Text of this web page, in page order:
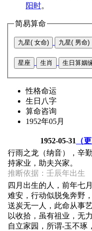
阳时。
简易算命
九星( 女命) 九星( 男命)
星座 生肖 生日算姻
性格命运
生日八字
算命咨询
1952年05月
1952-05-31 （
行雨之龙（纳音），辛
持家业，助夫兴家。
推断依据：壬辰年出生
四月出生的人，前年七
难安，行动似脱兔奔野
送炭无一人，此命从事
以收拾，虽有祖业，无
自立家园，所谓-玉不琢